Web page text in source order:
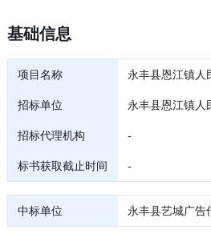
基础信息
项目名称 永丰县恩江镇人
招标单位 永丰县恩江镇人
招标代理机构 -
标书获取截止时间 -
中标单位 永丰县艺城广告